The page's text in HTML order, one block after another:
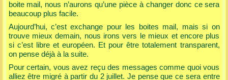
boite mail, nous n’aurons qu’une pièce à changer donc ce sera
beaucoup plus facile.
Aujourd’hui, c’est exchange pour les boites mail, mais si on
trouve mieux demain, nous irons vers le mieux et encore plus
si c’est libre et européen. Et pour être totalement transparent,
on pense déjà à la suite.
Pour certain, vous avez reçu des messages comme quoi vous
alliez être migré à partir du 2 juillet. Je pense que ce sera entre